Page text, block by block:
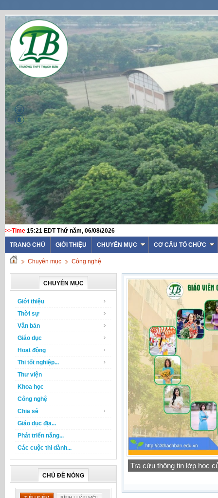
>>Time 15:21 EDT Thứ năm, 06/08/2026
TRANG CHỦ GIỚI THIỆU CHUYÊN MỤC CƠ CẤU TỔ CHỨC
Chuyên mục Công nghệ
CHUYÊN MỤC
Giới thiệu
Thời sự
Văn bản
Giáo dục
Hoạt động
Thi tốt nghiệp...
Thư viện
Khoa học
Công nghệ
Chia sẻ
Giáo dục địa...
Phát triển năng...
Các cuộc thi dành...
CHỦ ĐỀ NÓNG
Tra cứu thông tin lớp học
Thông báo lịch tập trung